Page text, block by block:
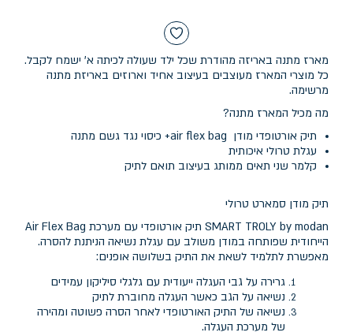
מארז מתנה באריזה מהודרת שכל ילד שעולה לכיתה א' ישמח לקבל.
כל מוצרי המארז מעוצבים בעיצוב אחיד וארוזים באריזת מתנה
מרשימה.
מה מכיל המארז מתנה?
תיק אורטופדי מודן air flex bag+ כיסוי נגד גשם מתנה
עגלת טרולי איכותית
קלמר שני תאים ממותג בעיצוב תואם לתיק
תיק מודן סמארט טרולי
SMART TROLY by modan תיק אורטופדי עם מערכת Air Flex Bag
הייחודית שפותחה במודן משולב עם עגלת נשיאה הניתנת להסרה.
מאפשרת לתלמיד לשאת את התיק בשלושה אופנים:
גרירה על גבי העגלה ייעודית עם גלגלי סיליקון עמידים
נשיאה על הגב כאשר העגלה מחוברת לתיק
נשיאה של התיק האורטופדי לאחר הסרה פשוטה ומהירה
של מערכת העגלה.